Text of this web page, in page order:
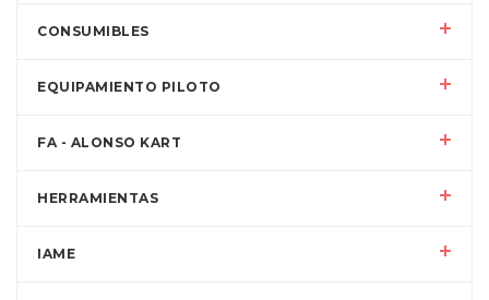
CONSUMIBLES
EQUIPAMIENTO PILOTO
FA - ALONSO KART
HERRAMIENTAS
IAME